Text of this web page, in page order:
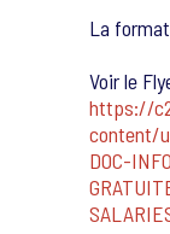
La
Voir le
https://
content/
DOC-